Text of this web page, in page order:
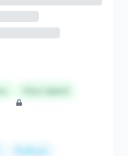
Hire talent
Python